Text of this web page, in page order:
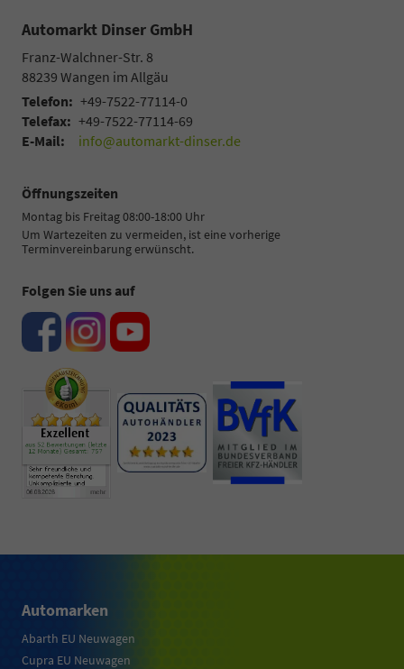
Automarkt Dinser GmbH
Franz-Walchner-Str. 8
88239 Wangen im Allgäu
Telefon: +49-7522-77114-0
Telefax: +49-7522-77114-69
E-Mail:
info@automarkt-dinser.de
Öffnungszeiten
Montag bis Freitag 08:00-18:00 Uhr
Um Wartezeiten zu vermeiden, ist eine vorherige
Terminvereinbarung erwünscht.
Folgen Sie uns auf
Automarken
Abarth EU Neuwagen
Cupra EU Neuwagen